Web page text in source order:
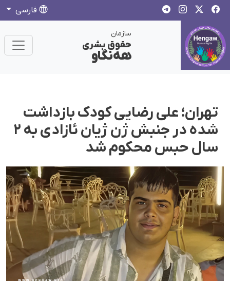
فارسی
سازمان
حقوق بشری
هەنگاو
تهران؛ علی رضایی کودک بازداشت
شده در جنبش ژن ژیان ئازادی به ۲
سال حبس محکوم شد